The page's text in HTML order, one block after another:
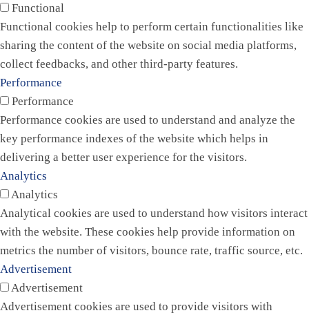
Functional
Functional cookies help to perform certain functionalities like
sharing the content of the website on social media platforms,
collect feedbacks, and other third-party features.
Performance
Performance
Performance cookies are used to understand and analyze the
key performance indexes of the website which helps in
delivering a better user experience for the visitors.
Analytics
Analytics
Analytical cookies are used to understand how visitors interact
with the website. These cookies help provide information on
metrics the number of visitors, bounce rate, traffic source, etc.
Advertisement
Advertisement
Advertisement cookies are used to provide visitors with